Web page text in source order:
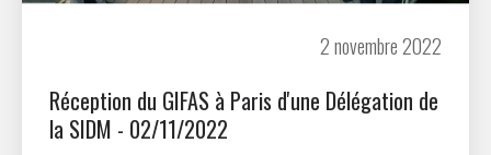
2 novembre 2022
Réception du GIFAS à Paris d'une Délégation de
la SIDM - 02/11/2022